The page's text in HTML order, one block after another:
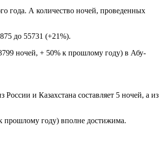
года. А количество ночей, проведенных
до 55731 (+21%).
ночей, + 50% к прошлому году) в Абу-
и Казахстана составляет 5 ночей, а из
прошлому году) вполне достижима.